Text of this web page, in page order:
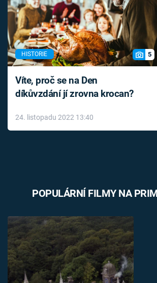
HISTORIE 5
Víte, proč se na Den
díkůvzdání jí zrovna krocan?
24. listopadu 2022 13:40
POPULÁRNÍ FILMY NA